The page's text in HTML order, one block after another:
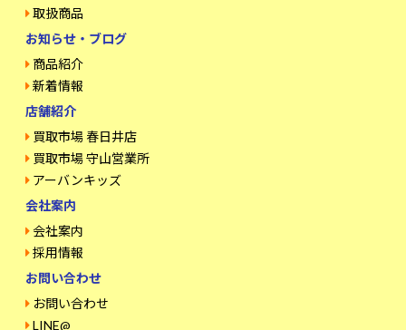
取扱商品
お知らせ・ブログ
商品紹介
新着情報
店舗紹介
買取市場 春日井店
買取市場 守山営業所
アーバンキッズ
会社案内
会社案内
採用情報
お問い合わせ
お問い合わせ
LINE@